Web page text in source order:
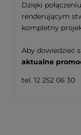
Dzięki
renderującym
kompletny
Aby dowiedzieć
aktualne
tel. 12 252 06 30